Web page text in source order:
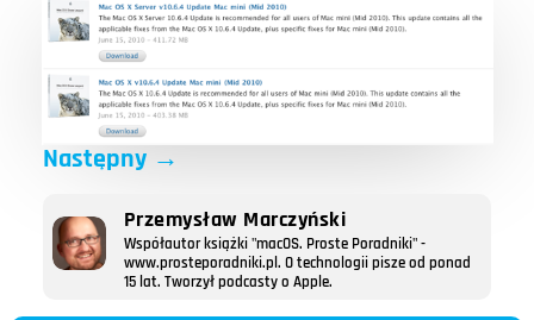
Następny→
Przemysław Marczyński
Współautor książki "macOS. Proste Poradniki" -
www.prosteporadniki.pl. O technologii pisze od ponad
15 lat. Tworzył podcasty o Apple.